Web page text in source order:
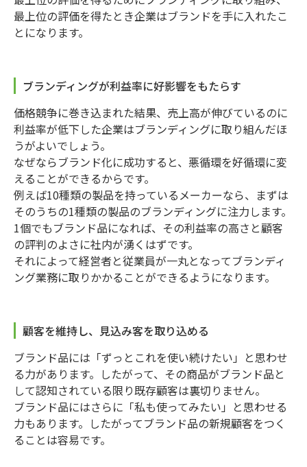
最上位の評価を得たとき企業はブランドを手に入れたこ
とになります。
ブランディングが利益率に好影響をもたらす
価格競争に巻き込まれた結果、売上高が伸びているのに
利益率が低下した企業はブランディングに取り組んだほ
うがよいでしょう。
なぜならブランド化に成功すると、悪循環を好循環に変
えることができるからです。
例えば10種類の製品を持っているメーカーなら、まずは
そのうちの1種類の製品のブランディングに注力します。
1個でもブランド品になれば、その利益率の高さと顧客
の評判のよさに社内が湧くはずです。
それによって経営者と従業員が一丸となってブランディ
ング業務に取りかかることができるようになります。
顧客を維持し、見込み客を取り込める
ブランド品には「ずっとこれを使い続けたい」と思わせ
る力があります。したがって、その商品がブランド品と
して認知されている限り既存顧客は裏切りません。
ブランド品にはさらに「私も使ってみたい」と思わせる
力もあります。したがってブランド品の新規顧客をつく
ることは容易です。